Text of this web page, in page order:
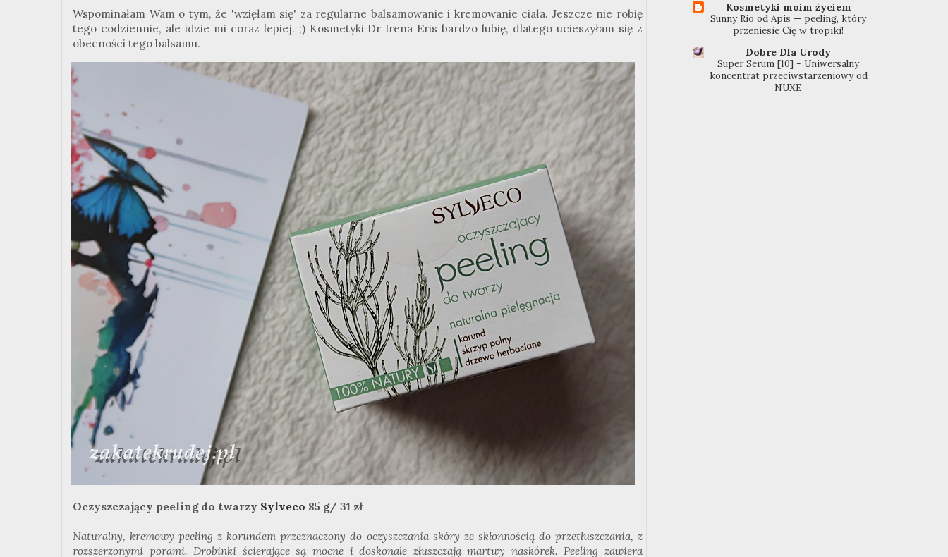
Wspominałam Wam o tym, że 'wzięłam się' za regularne balsamowanie i kremowanie ciała. Jeszcze nie robię
tego codziennie, ale idzie mi coraz lepiej. ;) Kosmetyki Dr Irena Eris bardzo lubię, dlatego ucieszyłam się z
obecności tego balsamu.
Oczyszczający peeling do twarzy Sylveco 85 g/ 31 zł
Naturalny, kremowy peeling z korundem przeznaczony do oczyszczania skóry ze skłonnością do przetłuszczania, z
rozszerzonymi porami. Drobinki ścierające są mocne i doskonale złuszczają martwy naskórek. Peeling zawiera
Kosmetyki moim życiem
Sunny Rio od Apis — peeling, który
przeniesie Cię w tropiki!
Dobre Dla Urody
Super Serum [10] - Uniwersalny
koncentrat przeciwstarzeniowy od
NUXE